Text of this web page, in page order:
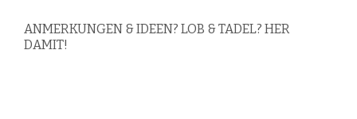
ANMERKUNGEN & IDEEN? LOB & TADEL? HER
DAMIT!